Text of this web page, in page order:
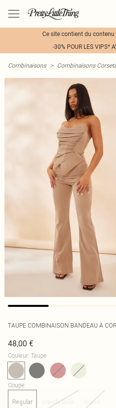
Ce site contient du
-30% POUR LES VIPS*
Combinaisons > Combinaisons
TAUPE COMBINAISON BANDEAU À
48,00 €
Couleur: Taupe
Coupe:
Regular Grande taille Grand